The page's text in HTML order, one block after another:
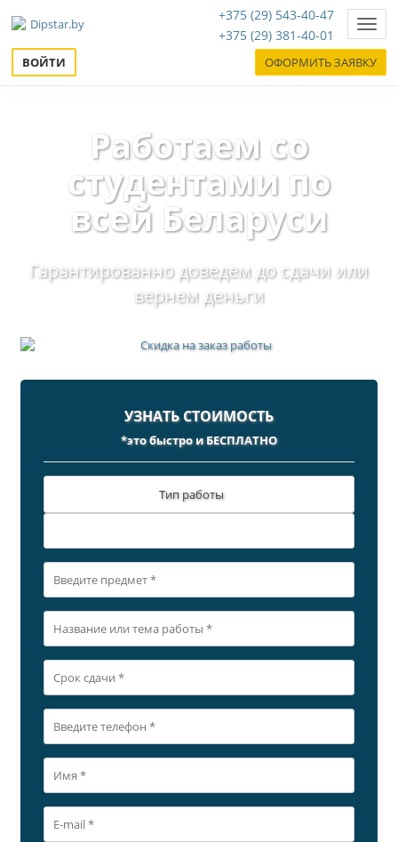
+375 (29) 543-40-47
+375 (29) 381-40-01
ВОЙТИ ОФОРМИТЬ ЗАЯВКУ
Работаем со
студентами по
всей Беларуси
Гарантированно доведем до сдачи или
вернем деньги
УЗНАТЬ СТОИМОСТЬ
*это быстро и БЕСПЛАТНО
Тип работы